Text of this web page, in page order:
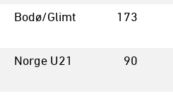
Bodø/Glimt 173
Norge U21 90